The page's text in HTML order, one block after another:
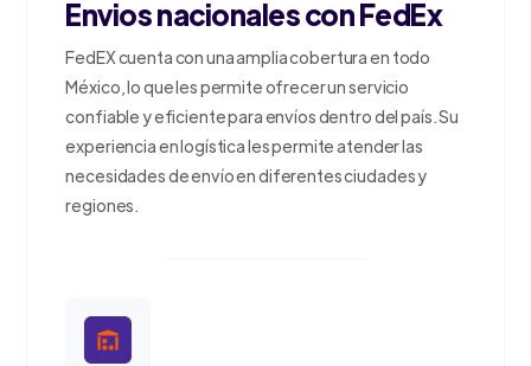
Envios nacionales con FedEx
FedEX cuenta con una amplia cobertura en todo
México, lo que les permite ofrecer un servicio
confiable y eficiente para envíos dentro del país. Su
experiencia en logística les permite atender las
necesidades de envío en diferentes ciudades y
regiones.